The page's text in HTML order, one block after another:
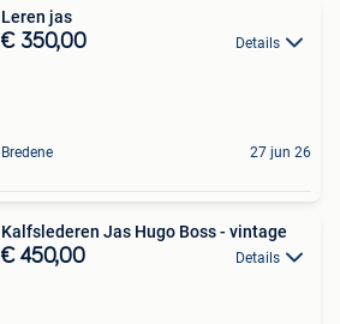
Leren jas
€ 350,00 Details
Bredene 27 jun 26
Kalfslederen Jas Hugo Boss - vintage
€ 450,00 Details